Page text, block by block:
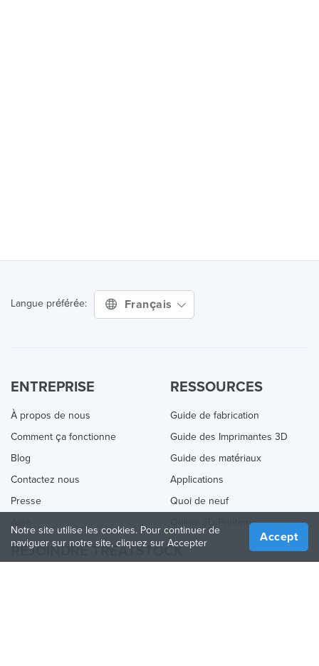
Langue préférée: Français
ENTREPRISE
À propos de nous
Comment ça fonctionne
Blog
Contactez nous
Presse
RESSOURCES
Guide de fabrication
Guide des Imprimantes 3D
Guide des matériaux
Applications
Quoi de neuf
Online 3D Printing
REJOINDRE TREATSTOCK
Notre site utilise les cookies. Pour continuer de
naviguer sur notre site, cliquez sur Accepter
Accept